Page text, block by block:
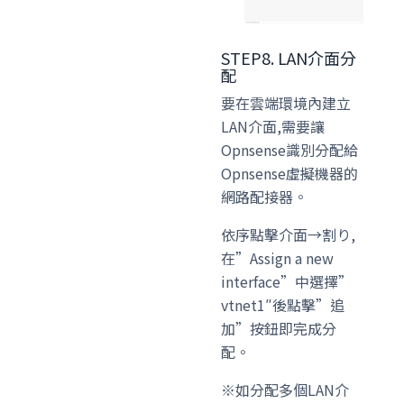
STEP8. LAN介面分
配
要在雲端環境內建立
LAN介面,需要讓
Opnsense識別分配給
Opnsense虛擬機器的
網路配接器。
依序點擊介面→割り,
在”Assign a new
interface”中選擇”
vtnet1″後點擊”追
加”按鈕即完成分
配。
※如分配多個LAN介